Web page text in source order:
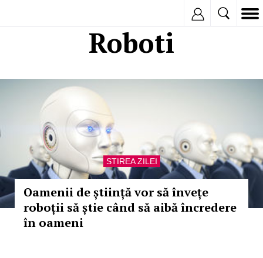
Roboti
STIREA ZILEI
Oamenii de știință vor să învețe
roboții să știe când să aibă încredere
în oameni